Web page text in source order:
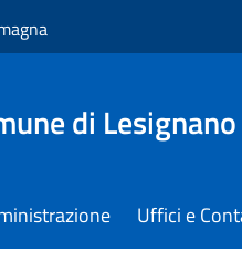
di
Uffici e